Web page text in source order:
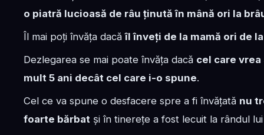
o piatră lucioasă de râu ținută în mână ori la
Îl mai poți învăța dacăîl înveți de la mamă ori de
Dezlegarea se mai poate învăța dacă cel care
mult 5 ani decât cel care i-o spune.
Cel ce va spune o desfacere spre a fi învățată nu
foarte bărbat și în tinerețe a fost lecuit la rândul